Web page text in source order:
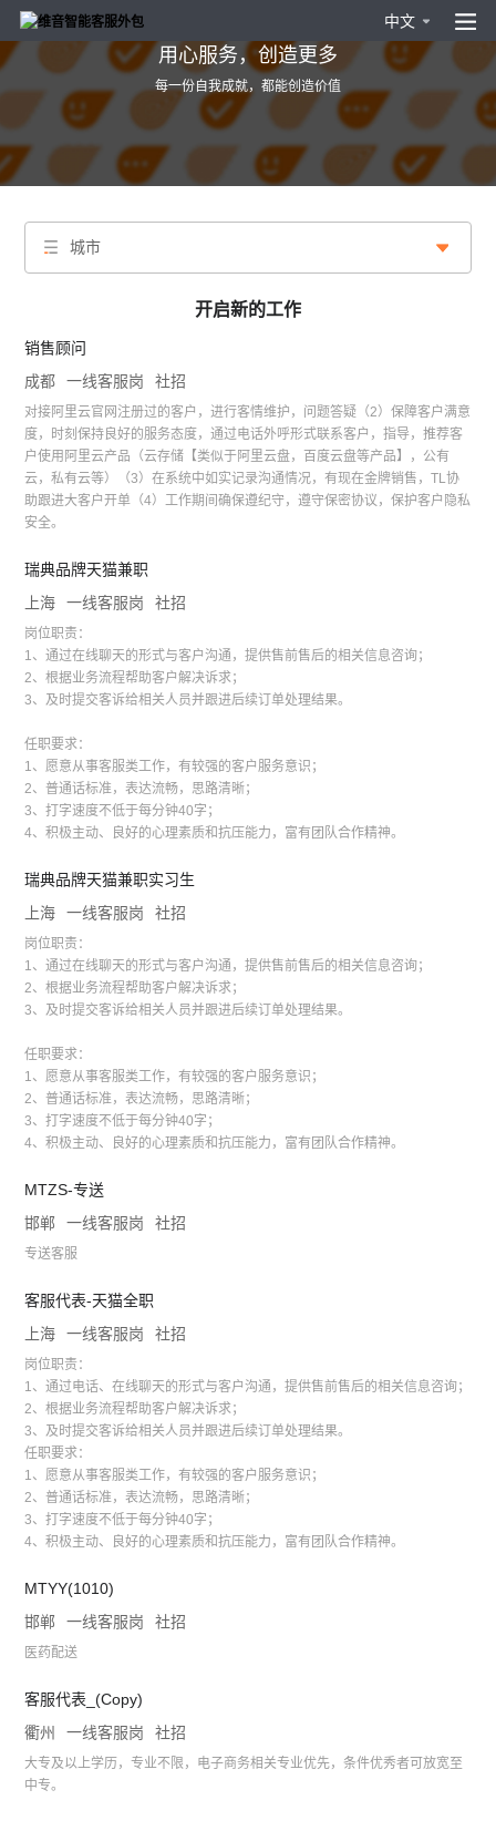
中文
用心服务，创造更多
每一份自我成就，都能创造价值
城市
开启新的工作
销售顾问
成都
一线客服岗 社招
对接阿里云官网注册过的客户，进行客情维护，问题答疑（2）保障客户满意
度，时刻保持良好的服务态度，通过电话外呼形式联系客户，指导，推荐客
户使用阿里云产品（云存储【类似于阿里云盘，百度云盘等产品】，公有
云，私有云等）（3）在系统中如实记录沟通情况，有现在金牌销售，TL协
助跟进大客户开单（4）工作期间确保遵纪守，遵守保密协议，保护客户隐私
安全。
瑞典品牌天猫兼职
上海
一线客服岗 社招
岗位职责：
1、通过在线聊天的形式与客户沟通，提供售前售后的相关信息咨询；
2、根据业务流程帮助客户解决诉求；
3、及时提交客诉给相关人员并跟进后续订单处理结果。
任职要求：
1、愿意从事客服类工作，有较强的客户服务意识；
2、普通话标准，表达流畅，思路清晰；
3、打字速度不低于每分钟40字；
4、积极主动、良好的心理素质和抗压能力，富有团队合作精神。
瑞典品牌天猫兼职实习生
上海
一线客服岗 社招
岗位职责：
1、通过在线聊天的形式与客户沟通，提供售前售后的相关信息咨询；
2、根据业务流程帮助客户解决诉求；
3、及时提交客诉给相关人员并跟进后续订单处理结果。
任职要求：
1、愿意从事客服类工作，有较强的客户服务意识；
2、普通话标准，表达流畅，思路清晰；
3、打字速度不低于每分钟40字；
4、积极主动、良好的心理素质和抗压能力，富有团队合作精神。
MTZS-专送
邯郸
一线客服岗 社招
专送客服
客服代表-天猫全职
上海
一线客服岗 社招
岗位职责：
1、通过电话、在线聊天的形式与客户沟通，提供售前售后的相关信息咨询；
2、根据业务流程帮助客户解决诉求；
3、及时提交客诉给相关人员并跟进后续订单处理结果。
任职要求：
1、愿意从事客服类工作，有较强的客户服务意识；
2、普通话标准，表达流畅，思路清晰；
3、打字速度不低于每分钟40字；
4、积极主动、良好的心理素质和抗压能力，富有团队合作精神。
MTYY(1010)
邯郸
一线客服岗 社招
医药配送
客服代表_(Copy)
衢州
一线客服岗 社招
大专及以上学历，专业不限，电子商务相关专业优先，条件优秀者可放宽至
中专。